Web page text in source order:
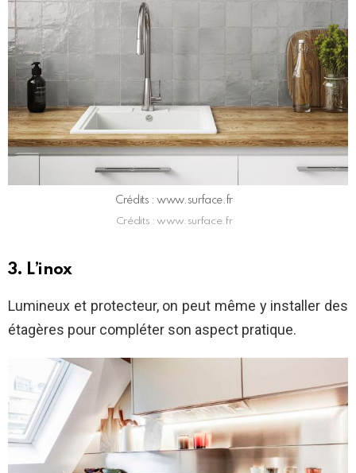
Crédits : www.surface.fr
Crédits : www.surface.fr
3. L’inox
Lumineux et protecteur, on peut même y installer des
étagères pour compléter son aspect pratique.